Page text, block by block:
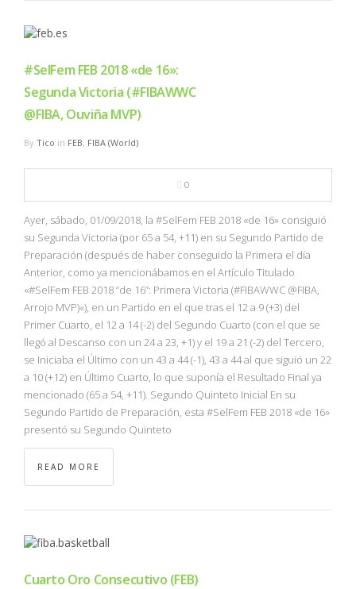
#SelFem FEB 2018 «de 16»:
Segunda Victoria (#FIBAWWC
@FIBA, Ouviña MVP)
By Tico in FEB, FIBA (World)
0
Ayer, sábado, 01/09/2018, la #SelFem FEB 2018 «de 16» consiguió
su Segunda Victoria (por 65 a 54, +11) en su Segundo Partido de
Preparación (después de haber conseguido la Primera el día
Anterior, como ya mencionábamos en el Artículo Titulado
«#SelFem FEB 2018 “de 16”: Primera Victoria (#FIBAWWC @FIBA,
Arrojo MVP)«), en un Partido en el que tras el 12 a 9 (+3) del
Primer Cuarto, el 12 a 14 (-2) del Segundo Cuarto (con el que se
llegó al Descanso con un 24 a 23, +1) y el 19 a 21 (-2) del Tercero,
se Iniciaba el Último con un 43 a 44 (-1), 43 a 44 al que siguió un 22
a 10 (+12) en Último Cuarto, lo que suponía el Resultado Final ya
mencionado (65 a 54, +11). Segundo Quinteto Inicial En su
Segundo Partido de Preparación, esta #SelFem FEB 2018 «de 16»
presentó su Segundo Quinteto
READ MORE
Cuarto Oro Consecutivo (FEB)